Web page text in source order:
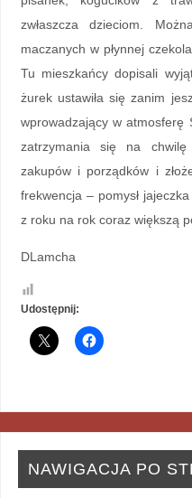
zwłaszcza dzieciom.
maczanych w płynnej
Tu mieszkańcy dopisali
żurek ustawiła się zanim
wprowadzający w atmosferę
zatrzymania się na chwilę
zakupów i porządków i
frekwencja – pomysł
z roku na rok coraz większą
DLamcha
Udostępnij:
NAWIGACJA PO